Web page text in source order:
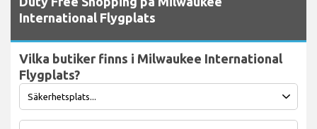
International Flygplats
Vilka butiker finns i Milwaukee International
Flygplats?